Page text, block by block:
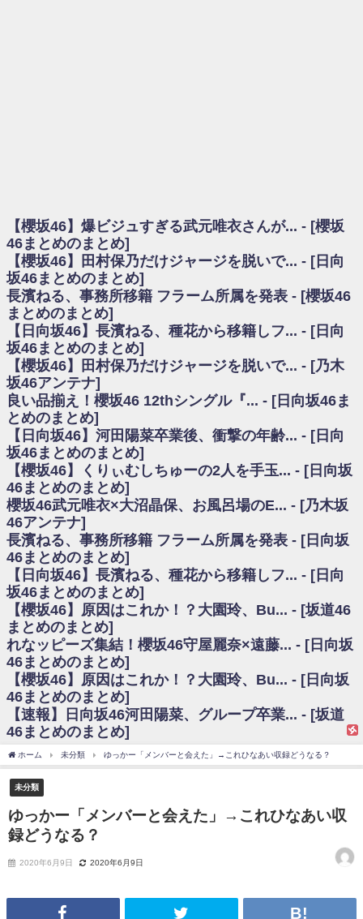
日向坂46まとめのまとめ / 【日向坂46】富田鈴花1st写真集、発売記念記者
会見の模様がこちら！
乃木坂欅坂まとめのまとめ / 【日向坂46】河田陽菜卒業の影響、ガチでデ
カそう...
欅坂あんてな ～欅坂46のニュース・情報・話題をピックアップ / れなッ
ピーズ集結！櫻坂46守屋麗奈×遠藤理子、8/6「ラヴィット！」水曜スタジオ出
演決定
欅坂/日向坂46まとめのまとめ / 【櫻坂46】田村保乃だけジャージを脱いで
いた理由
日向坂46まとめのまとめ / 【日向坂46】若林さん「笑えないぐらい師匠だ
から」佐々木久美と卒業後初の共演の様子がこちら！【激レアさん】
日向坂46まとめのまとめ / 【元日向坂46】情報解禁前で言えない！？丹生
ちゃん、メンバーと会った模様
乃木坂欅坂まとめのまとめ / 【日向坂46】この月、何かあるのか！？『お
願いバッハ！』ミーグリ日程がこちら
欅坂/日向坂46まとめのまとめ / 【櫻坂46】ミーグリで喧嘩！？山下瞳月、
これはマジギレしてる
乃木坂46アンテナ / 【櫻坂46】ハリソン守屋「ゆーづのせいです」【ラヴ
ィット!】
乃木坂あんてな ～乃木坂46・欅坂46・日向坂46のニュース・情報・話題
をピックアップ / 良い品揃え！櫻坂46 12thシングル『Make or Break』オフィ
シャルグッズ絶賛販売受付中
日向坂46まとめのまとめ / 【日向坂46】この月、何かあるのか！？『お願
いバッハ！』ミーグリ日程がこちら
日向坂46まとめのまとめ / 【元日向坂46】この卒業生、めちゃくちゃテレ
ビで見かけるな
欅坂/日向坂46まとめのまとめ / 【櫻坂46】リアルミーグリであの販売も！
『Make or Break』オフィシャルグッズ解禁
乃木坂46アンテナ / 【櫻坂46】ミーグリで喧嘩！？山下瞳月、これはマジ
ギレしてる
乃木坂あんてな ～乃木坂46・欅坂46・日向坂46のニュース・情報・話題
をピックアップ / れなッピーズ集結！櫻坂46守屋麗奈×遠藤理子、8/6「ラヴィ
ット！」水曜スタジオ出演決定
日向坂46まとめのまとめ / 【日向坂46】富田鈴花、次の事務所が決まって
そう！？
日向坂46まとめのまとめ / 【日向坂46】富田鈴花、次の事務所が決まって
そう！？
ハ！』ミーグリ日程がこちら
乃木坂あんてな ～乃木坂46・欅坂46・日向坂46のニュース・情報・話題
をピックアップ / 日向坂46卒業後初共演！佐々木久美さん、師匠オードリー若
林さんと再会した結果･･･【激レアさんを連れてきた。】
欅坂46/日向坂46まとめのまとめ / 『anan』の表紙の櫻坂46さん、多様性
の時代だと話題に
wwwwwwwwwwww
【櫻坂46】爆ビジュすぎる武元唯衣さんが... - [櫻坂
46まとめのまとめ]
【櫻坂46】田村保乃だけジャージを脱いで... - [日向
坂46まとめのまとめ]
長濱ねる、事務所移籍 フラーム所属を発表 - [櫻坂46
まとめのまとめ]
【日向坂46】長濱ねる、種花から移籍しフ... - [日向
坂46まとめのまとめ]
【櫻坂46】田村保乃だけジャージを脱いで... - [乃木
坂46アンテナ]
良い品揃え！櫻坂46 12thシングル『... - [日向坂46ま
とめのまとめ]
【日向坂46】河田陽菜卒業後、衝撃の年齢... - [日向
坂46まとめのまとめ]
【櫻坂46】くりぃむしちゅーの2人を手玉... - [日向坂
46まとめのまとめ]
櫻坂46武元唯衣×大沼晶保、お風呂場のE... - [乃木坂
46アンテナ]
長濱ねる、事務所移籍 フラーム所属を発表 - [日向坂
46まとめのまとめ]
【日向坂46】長濱ねる、種花から移籍しフ... - [日向
坂46まとめのまとめ]
【櫻坂46】原因はこれか！？大園玲、Bu... - [坂道46
まとめのまとめ]
れなッピーズ集結！櫻坂46守屋麗奈×遠藤... - [日向坂
46まとめのまとめ]
【櫻坂46】原因はこれか！？大園玲、Bu... - [日向坂
46まとめのまとめ]
【速報】日向坂46河田陽菜、グループ卒業... - [坂道
46まとめのまとめ]
ホーム 未分類 ゆっかー「メンバーと会えた」→これひなあい収録どうなる？
未分類
ゆっかー「メンバーと会えた」→これひなあい収
録どうなる？
2020年6月9日 2020年6月9日